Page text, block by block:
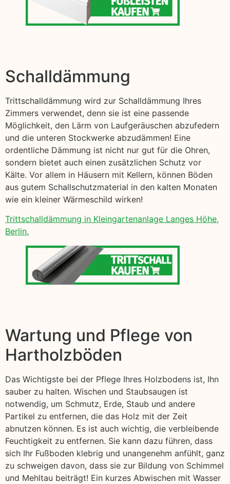
Schalldämmung
Trittschalldämmung wird zur Schalldämmung Ihres
Zimmers verwendet, denn sie ist eine passende
Möglichkeit, den Lärm von Laufgeräuschen abzufedern
und die unteren Stockwerke abzudämmen! Eine
ordentliche Dämmung ist nicht nur gut für die Ohren,
sondern bietet auch einen zusätzlichen Schutz vor
Kälte. Vor allem in Häusern mit Kellern, können Böden
aus gutem Schallschutzmaterial in den kalten Monaten
wie ein kleiner Wärmeschild wirken!
Trittschalldämmung in Kleingartenanlage Langes Höhe,
Berlin.
Wartung und Pflege von
Hartholzböden
Das Wichtigste bei der Pflege Ihres Holzbodens ist, Ihn
sauber zu halten. Wischen und Staubsaugen ist
notwendig, um Schmutz, Erde, Staub und andere
Partikel zu entfernen, die das Holz mit der Zeit
abnutzen können. Es ist auch wichtig, die verbleibende
Feuchtigkeit zu entfernen. Sie kann dazu führen, dass
sich Ihr Fußboden klebrig und unangenehm anfühlt, ganz
zu schweigen davon, dass sie zur Bildung von Schimmel
und Mehltau beiträgt! Ein kurzes Abwischen mit Wasser